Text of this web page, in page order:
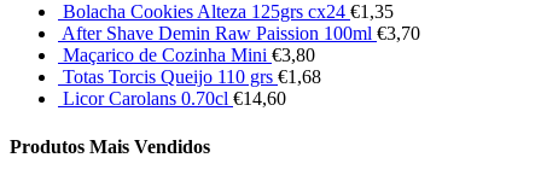
Bolacha Cookies Alteza 125grs cx24 €1,35
After Shave Demin Raw Paission 100ml €3,70
Maçarico de Cozinha Mini €3,80
Totas Torcis Queijo 110 grs €1,68
Licor Carolans 0.70cl €14,60
Produtos Mais Vendidos